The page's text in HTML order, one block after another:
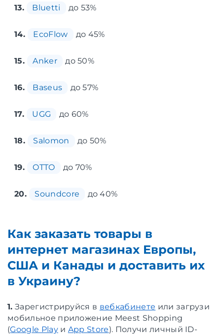
13. Bluetti до 53%
14. EcoFlow до 45%
15. Anker до 50%
16. Baseus до 57%
17. UGG до 60%
18. Salomon до 50%
19. OTTO до 70%
20. Soundcore до 40%
Как заказать товары в
интернет магазинах Европы,
США и Канады и доставить их
в Украину?
1. Зарегистрируйся в вебкабинете или загрузи
мобильное приложение Meest Shopping
(Google Playи App Store). Получи личный ID-